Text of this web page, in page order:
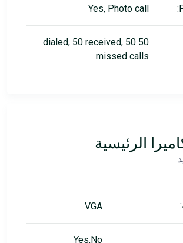
Yes, Photo call
50 dialed, 50 received, 50
missed calls
الرئيسية
VGA
Yes,No